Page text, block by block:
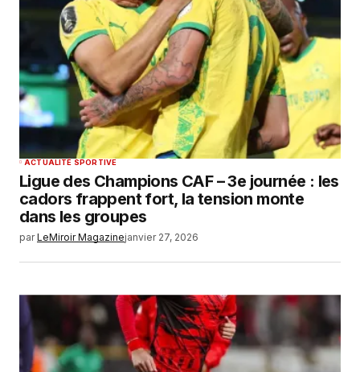
SUBMIT COMMENT
ACTUALITÉ SPORTIVE
Ligue des Champions CAF – 3e journée : les
cadors frappent fort, la tension monte
dans les groupes
par LeMiroir Magazinejanvier 27, 2026